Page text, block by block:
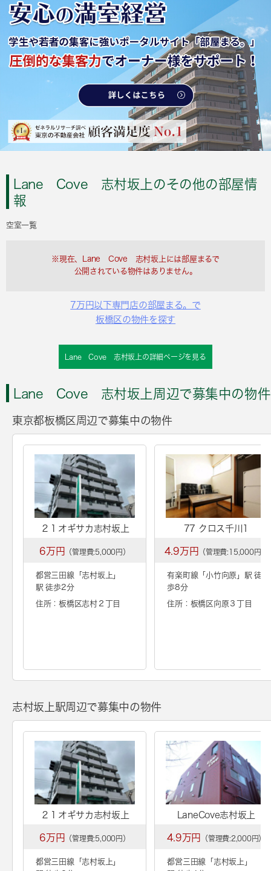
Lane Cove 志村坂上のその他の部屋情
報
空室一覧
※現在、Lane Cove 志村坂上には部屋まるで
公開されている物件はありません。
7万円以下専門店の部屋まる。で
板橋区の物件を探す
Lane Cove 志村坂上の詳細ページを見る
Lane Cove 志村坂上周辺で募集中の物件
東京都板橋区周辺で募集中の物件
２１オギサカ志村坂上
6万円 （管理費:5,000円）
都営三田線「 志村坂上 」
駅 徒歩2分
住所：板橋区志村２丁目
77 クロス千川1
4.9万円 （管理費:15,000円）
有楽町線「小竹向原 」駅 徒
歩8分
住所：板橋区向原３丁目
志村坂上駅周辺で募集中の物件
２１オギサカ志村坂上
6万円 （管理費:5,000円）
都営三田線「 志村坂上 」
LaneCove志村坂上
4.9万円 （管理費:2,000円）
都営三田線「 志村坂上 」